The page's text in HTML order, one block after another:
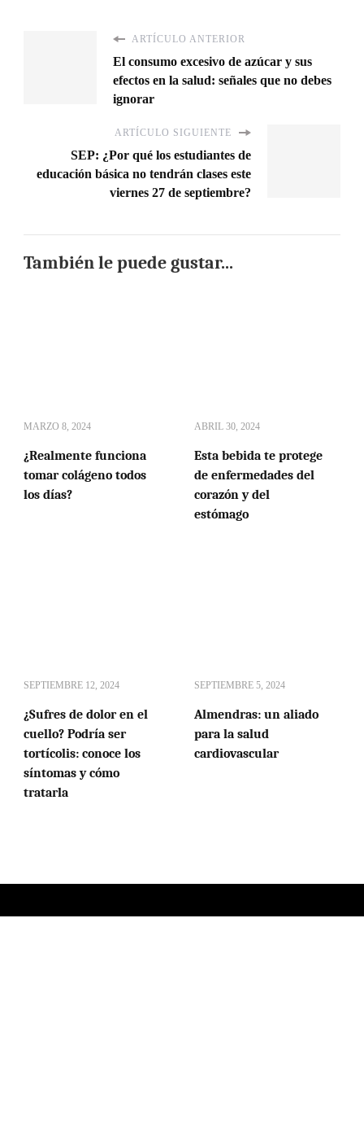
ARTÍCULO ANTERIOR
El consumo excesivo de azúcar y sus
efectos en la salud: señales que no debes
ignorar
ARTÍCULO SIGUIENTE
SEP: ¿Por qué los estudiantes de
educación básica no tendrán clases este
viernes 27 de septiembre?
También le puede gustar...
MARZO 8, 2024
¿Realmente funciona
tomar colágeno todos
los días?
ABRIL 30, 2024
Esta bebida te protege
de enfermedades del
corazón y del
estómago
SEPTIEMBRE 12, 2024
¿Sufres de dolor en el
cuello? Podría ser
tortícolis: conoce los
síntomas y cómo
tratarla
SEPTIEMBRE 5, 2024
Almendras: un aliado
para la salud
cardiovascular